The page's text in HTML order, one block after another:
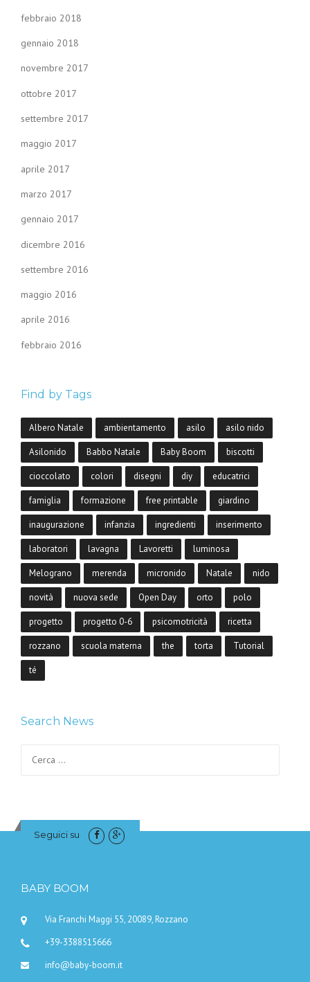
febbraio 2018
gennaio 2018
novembre 2017
ottobre 2017
settembre 2017
maggio 2017
aprile 2017
marzo 2017
gennaio 2017
dicembre 2016
settembre 2016
maggio 2016
aprile 2016
febbraio 2016
Find by Tags
Albero Natale ambientamento asilo asilo nido
Asilonido Babbo Natale Baby Boom biscotti
cioccolato colori disegni diy educatrici
famiglia formazione free printable giardino
inaugurazione infanzia ingredienti inserimento
laboratori lavagna Lavoretti luminosa
Melograno merenda micronido Natale nido
novità nuova sede Open Day orto polo
progetto progetto 0-6 psicomotricità ricetta
rozzano scuola materna the torta Tutorial
té
Search News
Seguici su
BABY BOOM
Via Franchi Maggi 55, 20089, Rozzano
+39-3388515666
info@baby-boom.it